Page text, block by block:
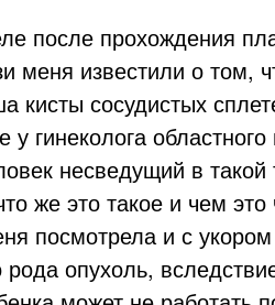
после прохождения
меня известили о том,
кисты сосудистых
гинеколога
несведущий в
же это такое и чем
посмотрела и с укором
рода опухоль,